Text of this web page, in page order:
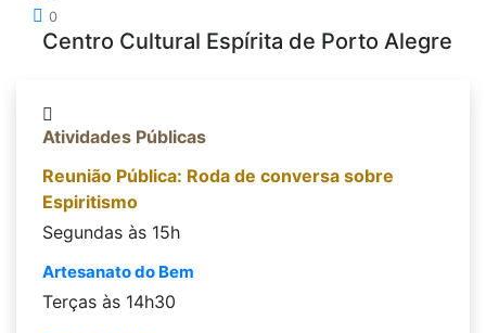
0
Centro Cultural Espírita de Porto Alegre
Atividades Públicas
Reunião Pública: Roda de conversa sobre
Espiritismo
Segundas às 15h
Artesanato do Bem
Terças às 14h30